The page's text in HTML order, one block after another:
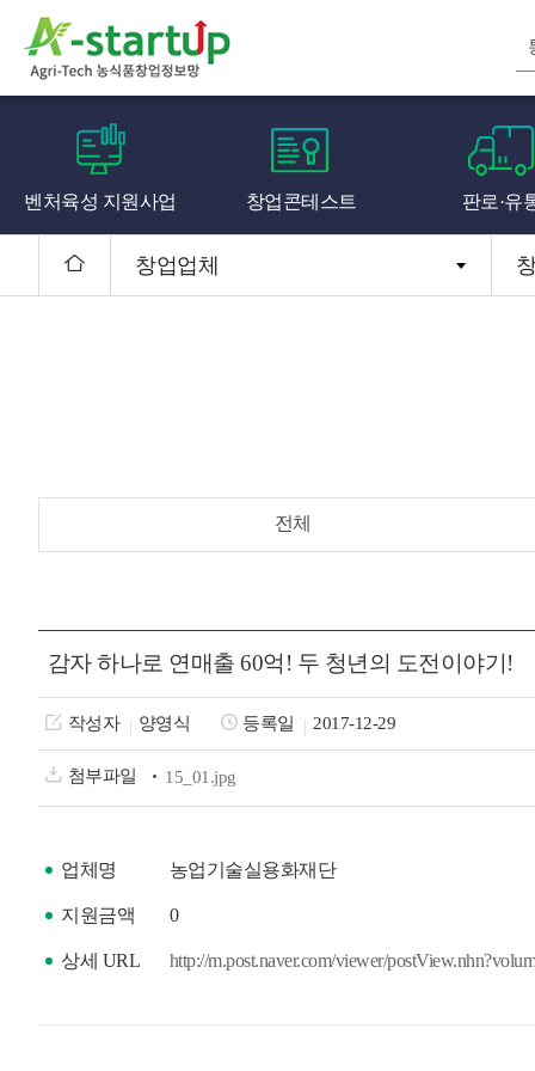
벤처육성 지원사업 창업콘테스트 판로·유
창업업체
전체
감자 하나로 연매출 60억! 두 청년의 도전이야기!
작성자 양영식 등록일 2017-12-29
첨부파일 15_01.jpg
업체명 농업기술실용화재단
지원금액 0
상세 URL http://m.post.naver.com/viewer/